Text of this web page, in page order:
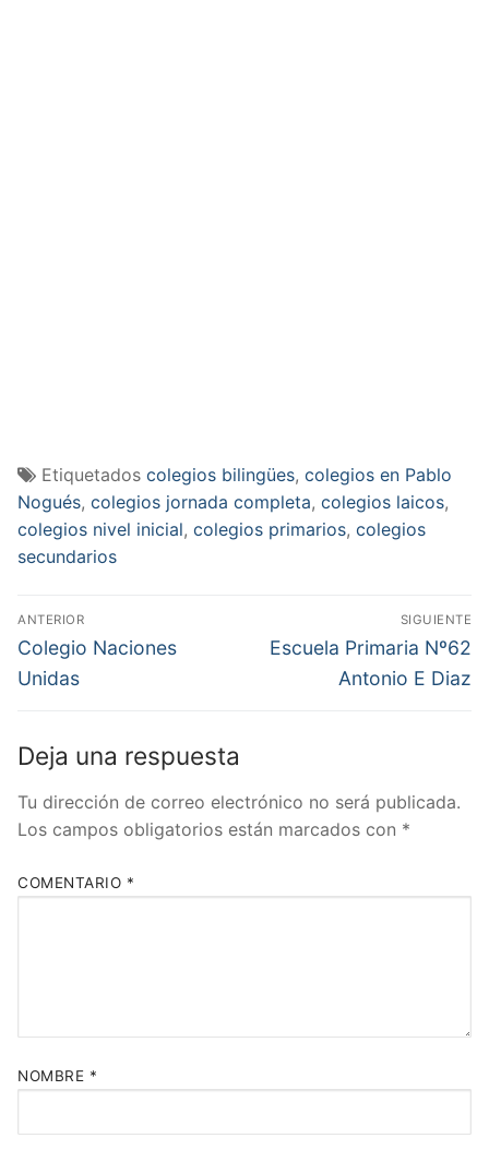
Etiquetados colegios bilingües, colegios en Pablo
Nogués, colegios jornada completa, colegios laicos,
colegios nivel inicial, colegios primarios, colegios
secundarios
Navegación
de
entradas
ANTERIOR
Entrada
anterior:
Colegio Naciones
Unidas
SIGUIENTE
Entrada
siguiente:
Escuela Primaria Nº62
Antonio E Diaz
Deja una respuesta
Tu dirección de correo electrónico no será publicada.
Los campos obligatorios están marcados con *
COMENTARIO *
NOMBRE *